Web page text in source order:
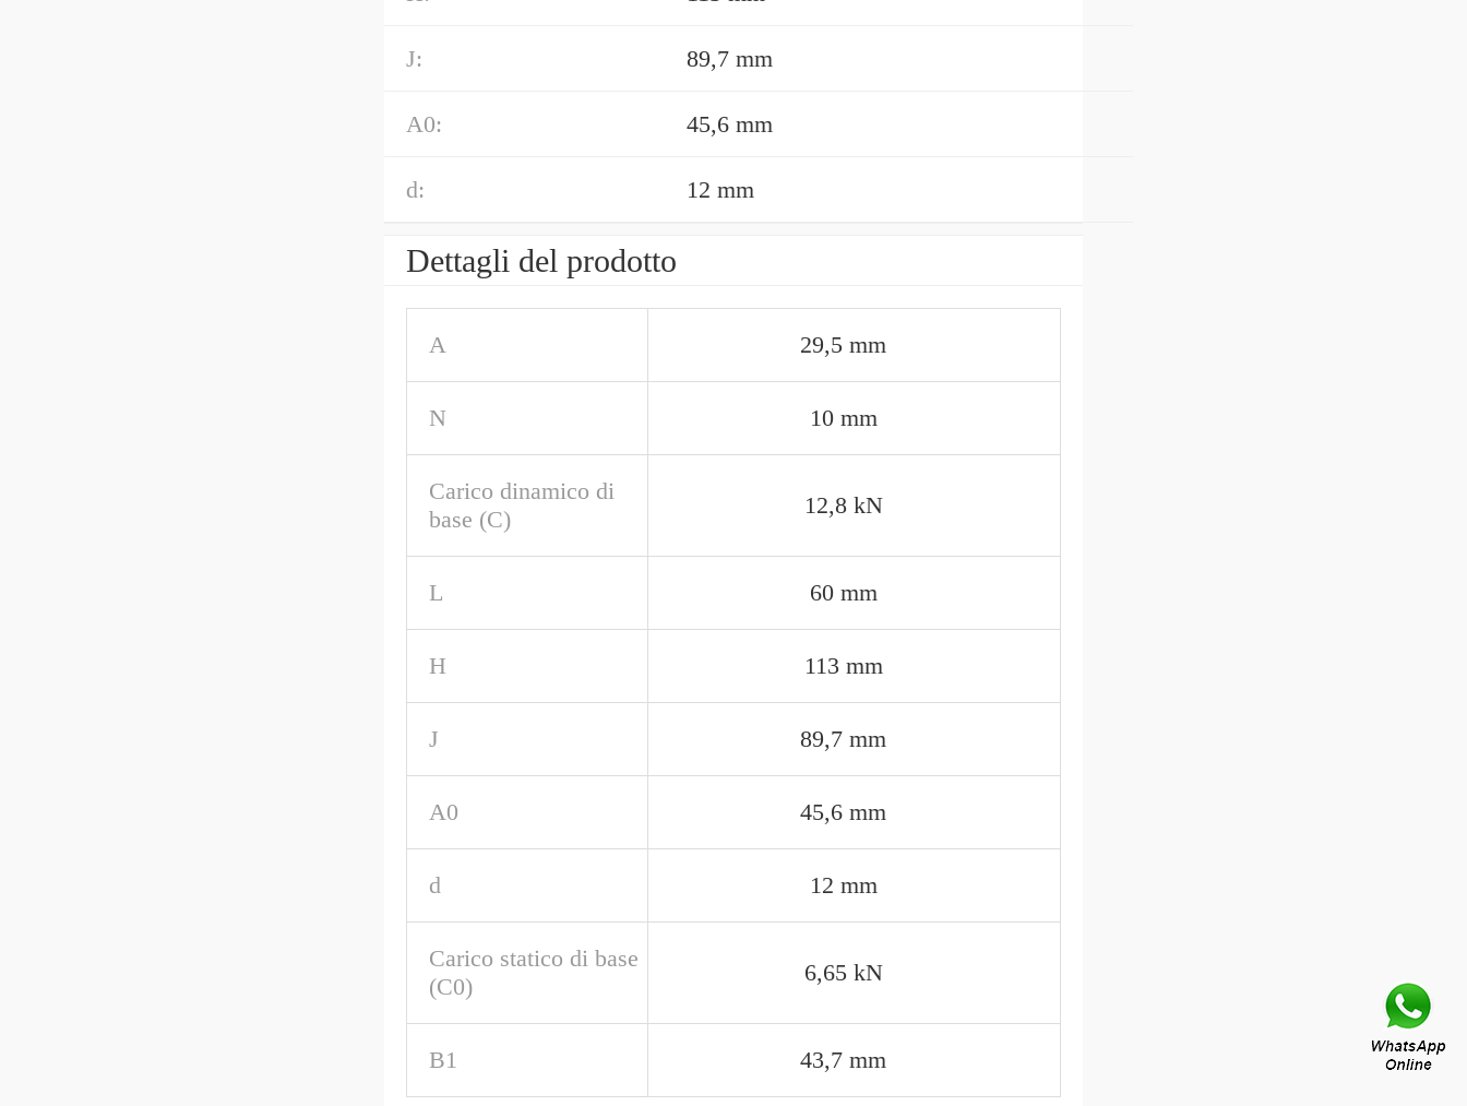
J: 89,7 mm
A0: 45,6 mm
d: 12 mm
Dettagli del prodotto
A 29,5 mm
N 10 mm
Carico dinamico di
base (C)
12,8 kN
L 60 mm
H 113 mm
J 89,7 mm
A0 45,6 mm
d 12 mm
Carico statico di base
(C0)
6,65 kN
B1 43,7 mm